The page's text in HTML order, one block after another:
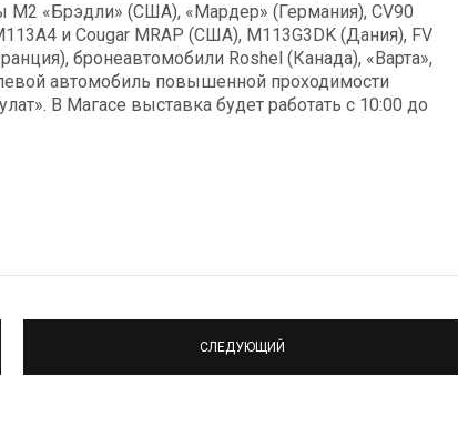
«Брэдли» (США), «Мардер» (Германия), CV90
и Cougar MRAP (США), М113G3DK (Дания), FV
бронеавтомобили Roshel (Канада), «Варта»,
автомобиль повышенной проходимости
В Магасе выставка будет работать с 10:00 до
СЛЕДУЮЩИЙ